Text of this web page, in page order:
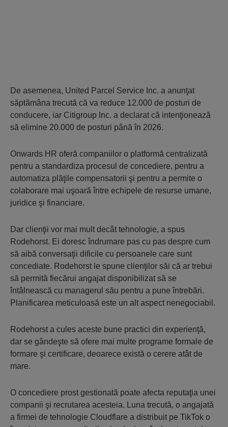
De asemenea, United Parcel Service Inc. a anunţat
săptămâna trecută că va reduce 12.000 de posturi de
conducere, iar Citigroup Inc. a declarat că intenţionează
să elimine 20.000 de posturi până în 2026.
Onwards HR oferă companiilor o platformă centralizată
pentru a standardiza procesul de concediere, pentru a
automatiza plăţile compensatorii şi pentru a permite o
colaborare mai uşoară între echipele de resurse umane,
juridice şi financiare.
Dar clienţii vor mai mult decât tehnologie, a spus
Rodehorst. Ei doresc îndrumare pas cu pas despre cum
să aibă conversaţii dificile cu persoanele care sunt
concediate. Rodehorst le spune clienţilor săi că ar trebui
să permită fiecărui angajat disponibilizat să se
întâlnească cu managerul său pentru a pune întrebări.
Planificarea meticuloasă este un alt aspect nenegociabil.
Rodehorst a cules aceste bune practici din experienţă,
dar se gândeşte să ofere mai multe programe formale de
formare şi certificare, deoarece există o cerere atât de
mare.
O concediere prost gestionată poate afecta reputaţia unei
companii şi recrutarea acesteia. Luna trecută, o angajată
a firmei de tehnologie Cloudflare a distribuit pe TikTok o